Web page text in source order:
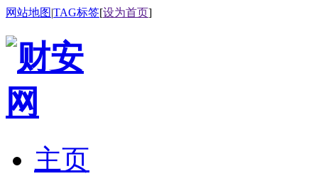
网站地图|TAG标签[设为首页]
主页